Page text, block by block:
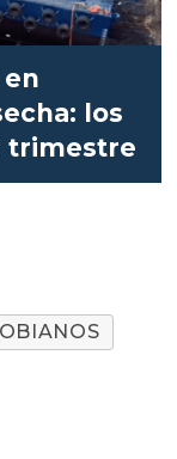
los
trimestre